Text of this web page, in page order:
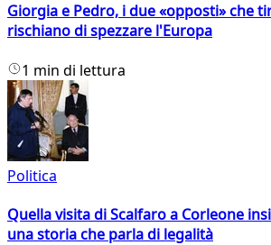
Giorgia e Pedro, i due «opposti» che
rischiano di spezzare l'Europa
1 min di lettura
Politica
Quella visita di Scalfaro a Corleone
una storia che parla di legalità